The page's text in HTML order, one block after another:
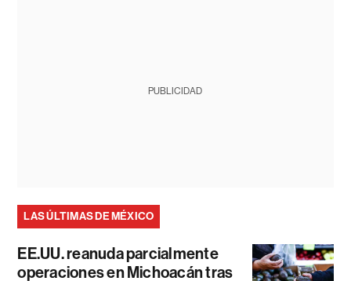
PUBLICIDAD
LAS ÚLTIMAS DE MÉXICO
EE.UU. reanuda parcialmente
operaciones en Michoacán tras